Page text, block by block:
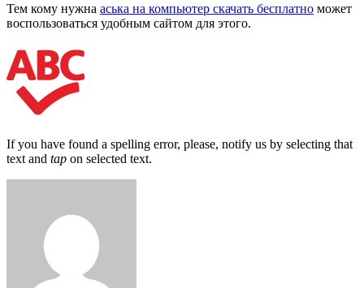
Тем кому нужна аська на компьютер скачать бесплатно может
воспользоваться удобным сайтом для этого.
If you have found a spelling error, please, notify us by selecting that
text and tap on selected text.